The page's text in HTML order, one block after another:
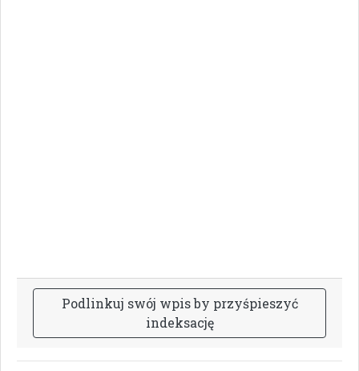
Podlinkuj swój wpisby przyśpieszyć
indeksację